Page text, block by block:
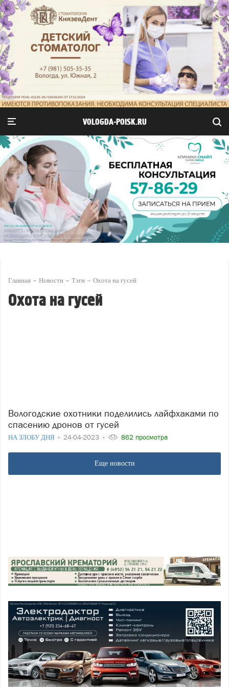
VOLOGDA-POISK.RU
Главная Новости Тэги Охота на гусей
Охота на гусей
Вологодские охотники поделились лайфхаками по
спасению дронов от гусей
НА ЗЛОБУ ДНЯ 24-04-2023 862 просмотра
Еще новости